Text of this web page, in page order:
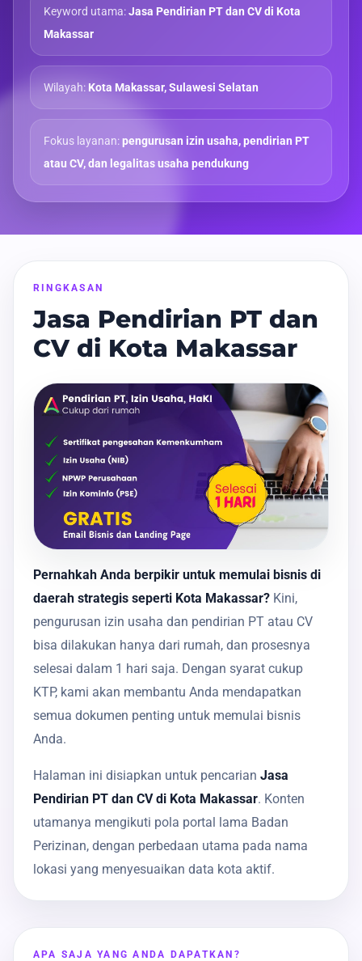
Keyword utama:Jasa Pendirian PT dan CV di Kota
Makassar
Wilayah:Kota Makassar, Sulawesi Selatan
Fokus layanan:pengurusan izin usaha, pendirian PT
atau CV, dan legalitas usaha pendukung
RINGKASAN
Jasa Pendirian PT dan
CV di Kota Makassar
Pernahkah Anda berpikir untuk memulai bisnis di
daerah strategis seperti Kota Makassar? Kini,
pengurusan izin usaha dan pendirian PT atau CV
bisa dilakukan hanya dari rumah, dan prosesnya
selesai dalam 1 hari saja. Dengan syarat cukup
KTP, kami akan membantu Anda mendapatkan
semua dokumen penting untuk memulai bisnis
Anda.
Halaman ini disiapkan untuk pencarian Jasa
Pendirian PT dan CV di Kota Makassar. Konten
utamanya mengikuti pola portal lama Badan
Perizinan, dengan perbedaan utama pada nama
lokasi yang menyesuaikan data kota aktif.
APA SAJA YANG ANDA DAPATKAN?